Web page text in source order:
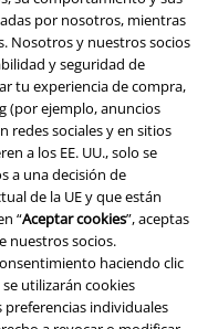
por nosotros, mientras
Nosotros y nuestros socios
y seguridad de
tu experiencia de compra,
(por ejemplo, anuncios
redes sociales y en sitios
a los EE. UU., solo se
a una decisión de
de la UE y que están
“Aceptar cookies”, aceptas
nuestros socios.
haciendo clic
utilizarán cookies
preferencias individuales